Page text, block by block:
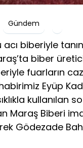
Gündem
biberiyle
biber
fuarların
Eyüp
kullanılan
Maraş Biberi
Gödezade